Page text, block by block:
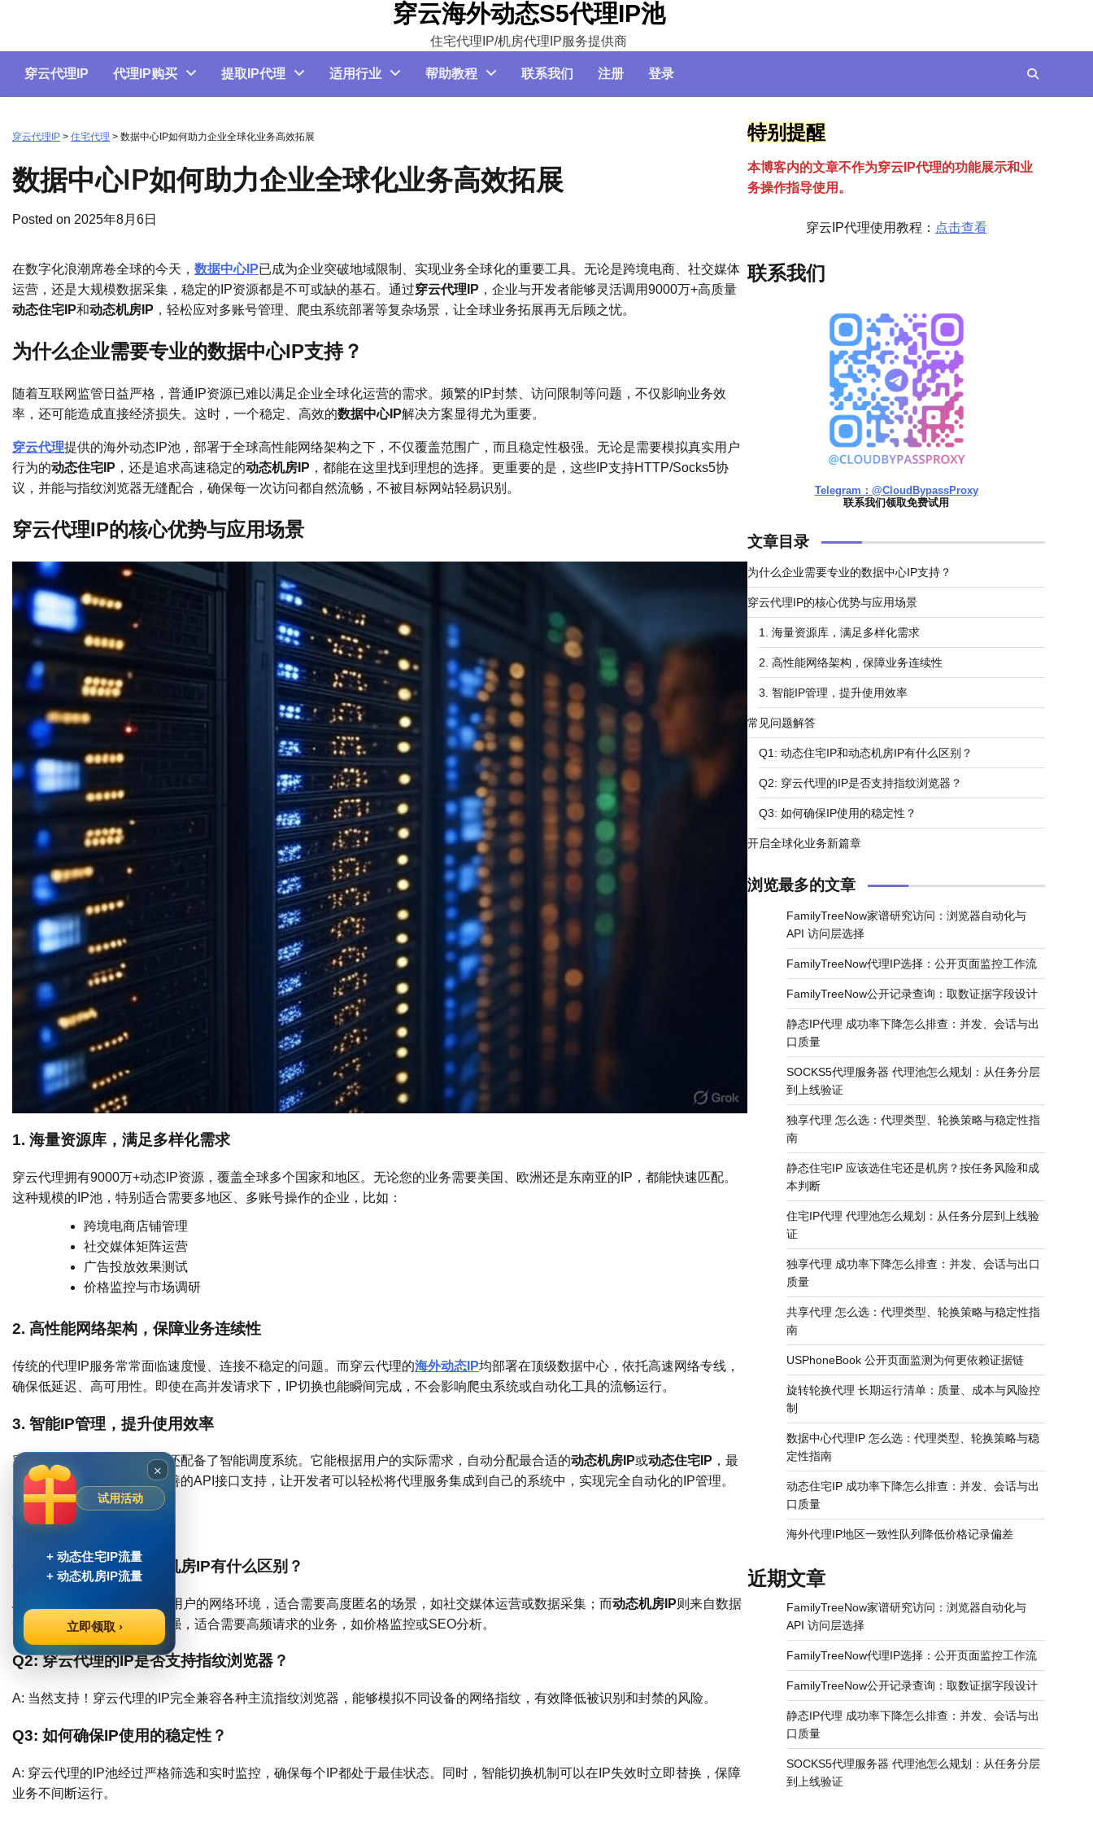
content
穿云海外动态S5代理IP池
住宅代理IP/机房代理IP服务提供商
穿云代理IP 代理IP购买 提取IP代理 适用行业 帮助教程 联系我们 注册 登录
穿云代理IP > 住宅代理 > 数据中心IP如何助力企业全球化业务高效拓展
数据中心IP如何助力企业全球化业务高效拓展
Posted on 2025年8月6日
在数字化浪潮席卷全球的今天， 数据中心IP已成为企业突破地域限制、实现业务全球化的重要工具。无论是跨境电商、社交媒体
运营，还是大规模数据采集，稳定的IP资源都是不可或缺的基石。通过穿云代理IP ，企业与开发者能够灵活调用9000万+高质量
动态住宅IP和动态机房IP ，轻松应对多账号管理、爬虫系统部署等复杂场景，让全球业务拓展再无后顾之忧。
为什么企业需要专业的数据中心IP支持？
随着互联网监管日益严格，普通IP资源已难以满足企业全球化运营的需求。频繁的IP封禁、访问限制等问题，不仅影响业务效
率，还可能造成直接经济损失。这时，一个稳定、高效的数据中心IP解决方案显得尤为重要。
穿云代理提供的海外动态IP池，部署于全球高性能网络架构之下，不仅覆盖范围广，而且稳定性极强。无论是需要模拟真实用户
行为的动态住宅IP ，还是追求高速稳定的动态机房IP ，都能在这里找到理想的选择。更重要的是，这些IP支持HTTP/Socks5协
议，并能与指纹浏览器无缝配合，确保每一次访问都自然流畅，不被目标网站轻易识别。
穿云代理IP的核心优势与应用场景
1. 海量资源库，满足多样化需求
穿云代理拥有9000万+动态IP资源，覆盖全球多个国家和地区。无论您的业务需要美国、欧洲还是东南亚的IP，都能快速匹配。
这种规模的IP池，特别适合需要多地区、多账号操作的企业，比如：
跨境电商店铺管理
社交媒体矩阵运营
广告投放效果测试
价格监控与市场调研
2. 高性能网络架构，保障业务连续性
传统的代理IP服务常常面临速度慢、连接不稳定的问题。而穿云代理的海外动态IP均部署在顶级数据中心，依托高速网络专线，
确保低延迟、高可用性。即使在高并发请求下，IP切换也能瞬间完成，不会影响爬虫系统或自动化工具的流畅运行。
3. 智能IP管理，提升使用效率
穿云代理不仅提供IP资源，还配备了智能调度系统。它能根据用户的实际需求，自动分配最合适的动态机房IP或动态住宅IP ，最
大化IP使用效率。同时，完善的API接口支持，让开发者可以轻松将代理服务集成到自己的系统中，实现完全自动化的IP管理。
常见问题解答
Q1: 动态住宅IP和动态机房IP有什么区别？
A: 模拟真实家庭用户的网络环境，适合需要高度匿名的场景，如社交媒体运营或数据采集；而动态机房IP则来自数据
中心，速度更快、稳定性更强，适合需要高频请求的业务，如价格监控或SEO分析。
Q2: 穿云代理的IP是否支持指纹浏览器？
A: 当然支持！穿云代理的IP完全兼容各种主流指纹浏览器，能够模拟不同设备的网络指纹，有效降低被识别和封禁的风险。
Q3: 如何确保IP使用的稳定性？
A: 穿云代理的IP池经过严格筛选和实时监控，确保每个IP都处于最佳状态。同时，智能切换机制可以在IP失效时立即替换，保障
业务不间断运行。
特别提醒
本博客内的文章不作为穿云 P代理的功能展示和业
务操作指导使用。
穿云IP代理使用教程： 点击查看
联系我们
Telegram：@CloudBypassProxy
联系我们领取免费试用
文章目录
为什么企业需要专业的数据中心IP支持？
穿云代理IP的核心优势与应用场景
1. 海量资源库，满足多样化需求
2. 高性能网络架构，保障业务连续性
3. 智能IP管理，提升使用效率
常见问题解答
Q1: 动态住宅IP和动态机房IP有什么区别？
Q2: 穿云代理的IP是否支持指纹浏览器？
Q3: 如何确保IP使用的稳定性？
开启全球化业务新篇章
浏览最多的文章
FamilyTreeNow家谱研究访问：浏览器自动化与
API 访问层选择
FamilyTreeNow代理IP选择：公开页面监控工作流
FamilyTreeNow公开记录查询：取数证据字段设计
静态IP代理 成功率下降怎么排查：并发、会话与出
口质量
SOCKS5代理服务器 代理池怎么规划：从任务分层
到上线验证
独享代理 怎么选：代理类型、轮换策略与稳定性指
南
静态住宅IP 应该选住宅还是机房？按任务风险和成
本判断
住宅IP代理 代理池怎么规划：从任务分层到上线验
证
独享代理 成功率下降怎么排查：并发、会话与出口
质量
共享代理 怎么选：代理类型、轮换策略与稳定性指
南
USPhoneBook 公开页面监测为何更依赖证据链
旋转轮换代理 长期运行清单：质量、成本与风险控
制
数据中心代理IP 怎么选：代理类型、轮换策略与稳
定性指南
动态住宅IP 成功率下降怎么排查：并发、会话与出
口质量
海外代理IP地区一致性队列降低价格记录偏差
近期文章
FamilyTreeNow家谱研究访问：浏览器自动化与
API 访问层选择
FamilyTreeNow代理IP选择：公开页面监控工作流
FamilyTreeNow公开记录查询：取数证据字段设计
静态IP代理 成功率下降怎么排查：并发、会话与出
口质量
SOCKS5代理服务器 代理池怎么规划：从任务分层
到上线验证
×
试用活动
+ 动态住宅IP流量
+ 动态机房IP流量
立即领取 ›